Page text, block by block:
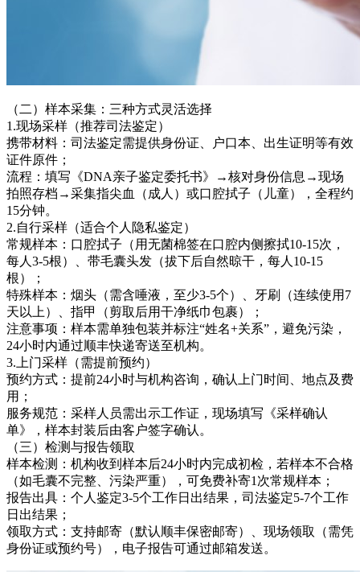
（二）样本采集：三种方式灵活选择
1.现场采样（推荐司法鉴定）
携带材料：司法鉴定需提供身份证、户口本、出生证明等有效
证件原件；
流程：填写《DNA亲子鉴定委托书》→核对身份信息→现场
拍照存档→采集指尖血（成人）或口腔拭子（儿童），全程约
15分钟。
2.自行采样（适合个人隐私鉴定）
常规样本：口腔拭子（用无菌棉签在口腔内侧擦拭10-15次，
每人3-5根）、带毛囊头发（拔下后自然晾干，每人10-15
根）；
特殊样本：烟头（需含唾液，至少3-5个）、牙刷（连续使用7
天以上）、指甲（剪取后用干净纸巾包裹）；
注意事项：样本需单独包装并标注“姓名+关系”，避免污染，
24小时内通过顺丰快递寄送至机构。
3.上门采样（需提前预约）
预约方式：提前24小时与机构咨询，确认上门时间、地点及费
用；
服务规范：采样人员需出示工作证，现场填写《采样确认
单》，样本封装后由客户签字确认。
（三）检测与报告领取
样本检测：机构收到样本后24小时内完成初检，若样本不合格
（如毛囊不完整、污染严重），可免费补寄1次常规样本；
报告出具：个人鉴定3-5个工作日出结果，司法鉴定5-7个工作
日出结果；
领取方式：支持邮寄（默认顺丰保密邮寄）、现场领取（需凭
身份证或预约号），电子报告可通过邮箱发送。